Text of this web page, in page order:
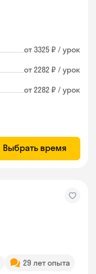
от 3325 ₽ / урок
от 2282 ₽ / урок
от 2282 ₽ / урок
Выбрать время
29 лет опыта